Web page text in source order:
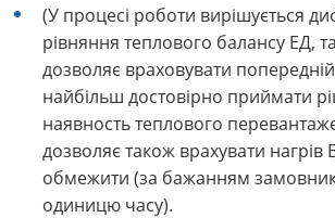
(У процесі роботи вирішується
рівняння теплового балансу ЕД, т
дозволяє враховувати попередній
найбільш достовірно приймати
наявность теплового
дозволяє також врахувати нагрів
обмежити (за бажанням
одиницю часу).